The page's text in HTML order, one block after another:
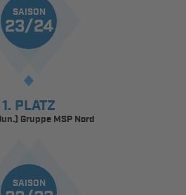
SAISON
23/24
1. PLATZ
Gruppe MSP Nord
SAISON